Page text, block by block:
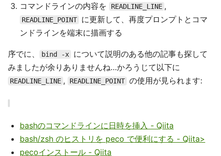
コマンドラインの内容を
READLINE_LINE ,
READLINE_POINT
に更新して、再度プロンプトとコマ
ンドラインを端末に描画する
序でに、 bind -x
について説明のある他の記事も探して
みましたが余りありませんね…かろうじて以下に
READLINE_LINE , READLINE_POINT の使用が見られます:
bashのコマンドラインに日時を挿入 - Qiita
bash/zsh のヒストリを peco で便利にする - Qiita>
pecoインストール - Qiita